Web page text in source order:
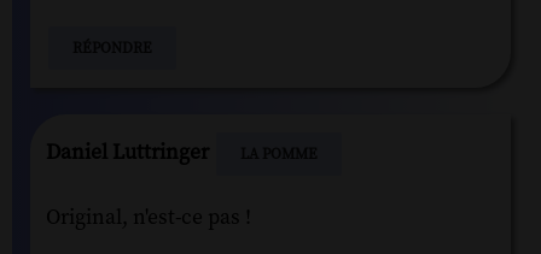
Daniel Luttringer
Original, n'est-ce pas !